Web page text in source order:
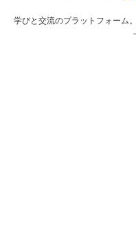
学びと交流のプラットフォーム。